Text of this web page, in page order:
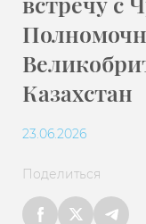
Казахстан
23.06.2026
Поделиться